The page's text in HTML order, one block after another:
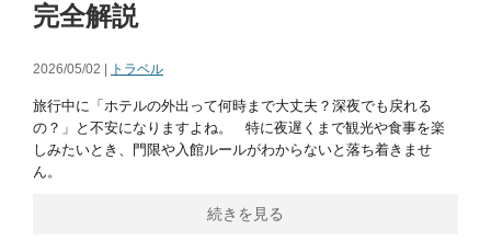
完全解説
2026/05/02 | トラベル
旅行中に「ホテルの外出って何時まで大丈夫？深夜でも戻れる
の？」と不安になりますよね。 特に夜遅くまで観光や食事を楽
しみたいとき、門限や入館ルールがわからないと落ち着きませ
ん。
続きを見る